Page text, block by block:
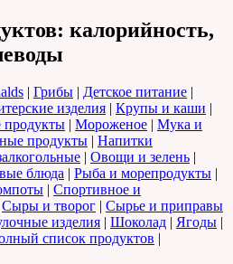
калорийность,
| Грибы | Детское питание |
изделия | Крупы и каши |
| Мороженое | Мука и
продукты | Напитки
| Овощи и зелень |
блюда | Рыба и морепродукты |
| Спортивное и
Сыры и творог | Сырье и приправы
изделия | Шоколад | Ягоды |
список продуктов |